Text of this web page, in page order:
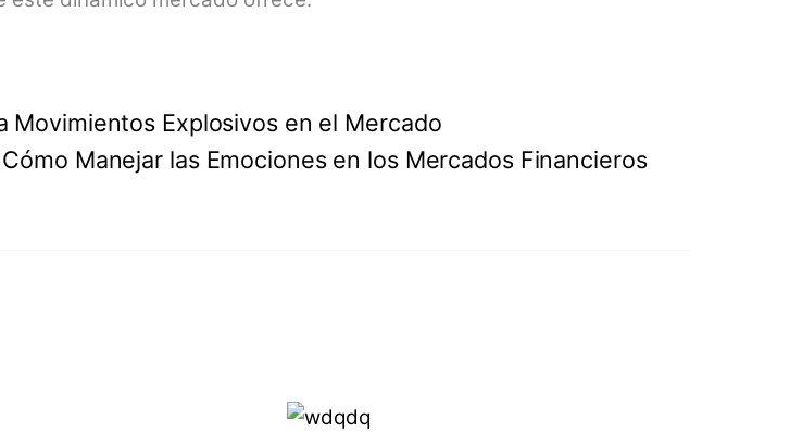
Movimientos Explosivos en el Mercado
Manejar las Emociones en los Mercados Financieros